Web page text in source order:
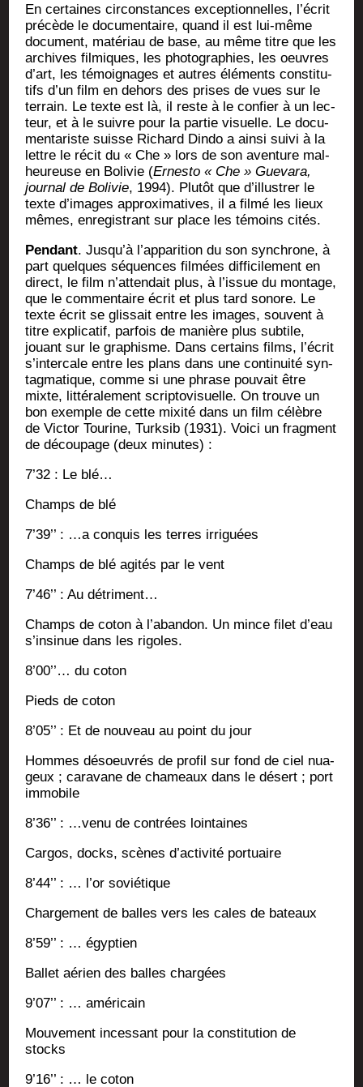
En cer­taines cir­cons­tances excep­tion­nelles, l’é­crit
pré­cède le docu­men­taire, quand il est lui-même
docu­ment, maté­riau de base, au même titre que les
archives fil­miques, les pho­to­gra­phies, les oeuvres
d’art, les témoi­gnages et autres élé­ments consti­tu­
tifs d’un film en dehors des prises de vues sur le
ter­rain. Le texte est là, il reste à le confier à un lec­
teur, et à le suivre pour la par­tie visuelle. Le docu­
men­ta­riste suisse Richard Din­do a ain­si sui­vi à la
lettre le récit du « Che » lors de son aven­ture mal­
heu­reuse en Boli­vie (Ernes­to « Che » Gue­va­ra,
jour­nal de Boli­vie, 1994). Plu­tôt que d’illus­trer le
texte d’i­mages approxi­ma­tives, il a fil­mé les lieux
mêmes, enre­gis­trant sur place les témoins cités.
Pen­dant. Jus­qu’à l’ap­pa­ri­tion du son syn­chrone, à
part quelques séquences fil­mées dif­fi­ci­le­ment en
direct, le film n’at­ten­dait plus, à l’is­sue du mon­tage,
que le com­men­taire écrit et plus tard sonore. Le
texte écrit se glis­sait entre les images, sou­vent à
titre expli­ca­tif, par­fois de manière plus sub­tile,
jouant sur le gra­phisme. Dans cer­tains films, l’é­crit
s’in­ter­cale entre les plans dans une conti­nui­té syn­
tag­ma­tique, comme si une phrase pou­vait être
mixte, lit­té­ra­le­ment scrip­to­vi­suelle. On trouve un
bon exemple de cette mixi­té dans un film célèbre
de Vic­tor Tou­rine, Turk­sib (1931). Voi­ci un frag­ment
de décou­page (deux minutes) :
7’32 : Le blé…
Champs de blé
7’39’’ : …a conquis les terres irriguées
Champs de blé agi­tés par le vent
7’46’’ : Au détriment…
Champs de coton à l’abandon. Un mince filet d’eau
s’insinue dans les rigoles.
8’00’’… du coton
Pieds de coton
8’05’’ : Et de nou­veau au point du jour
Hommes désoeu­vrés de pro­fil sur fond de ciel nua­
geux ; cara­vane de cha­meaux dans le désert ; port
immobile
8’36’’ : …venu de contrées lointaines
Car­gos, docks, scènes d’activité portuaire
8’44’’ : … l’or soviétique
Char­ge­ment de balles vers les cales de bateaux
8’59’’ : … égyptien
Bal­let aérien des balles chargées
9’07’’ : … américain
Mou­ve­ment inces­sant pour la consti­tu­tion de
stocks
9’16’’ : … le coton